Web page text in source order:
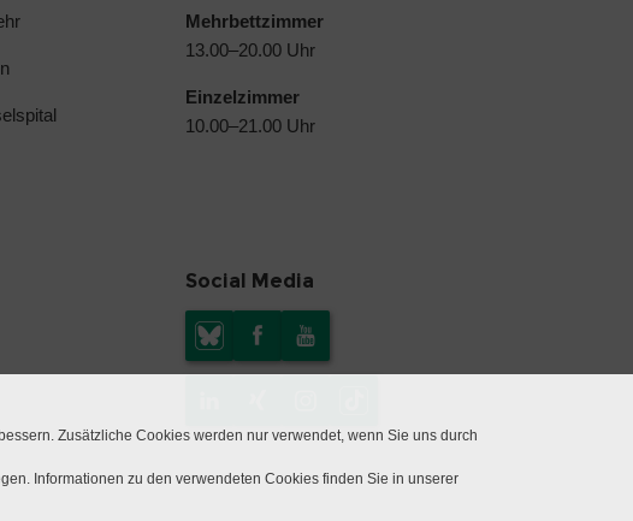
Mehrbettzimmer
13.00–20.00 Uhr
Einzelzimmer
10.00–21.00 Uhr
Social Media
Zusätzliche Cookies werden nur verwendet, wenn Sie uns durch
Informationen zu den verwendeten Cookies finden Sie in unserer